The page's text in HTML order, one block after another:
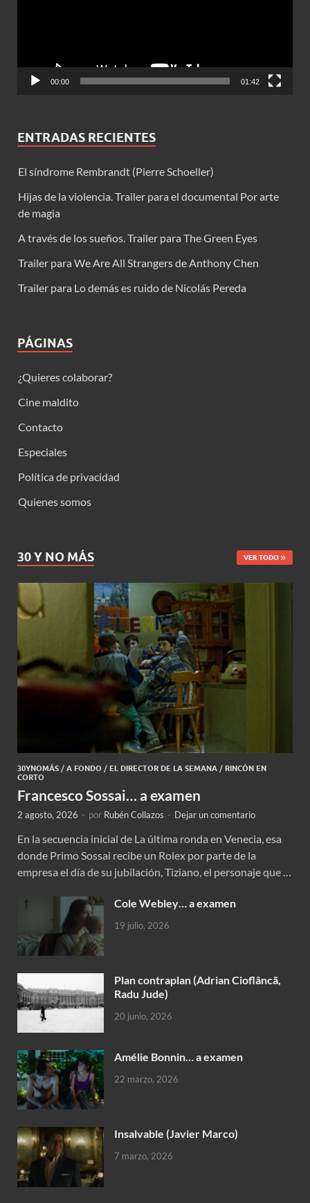
00:00 01:42
ENTRADAS RECIENTES
El síndrome Rembrandt (Pierre Schoeller)
Hijas de la violencia. Trailer para el documental Por arte
de magia
A través de los sueños. Trailer para The Green Eyes
Trailer para We Are All Strangers de Anthony Chen
Trailer para Lo demás es ruido de Nicolás Pereda
PÁGINAS
¿Quieres colaborar?
Cine maldito
Contacto
Especiales
Política de privacidad
Quienes somos
30 Y NO MÁS VER TODO
30YNOMÁS / A FONDO / EL DIRECTOR DE LA SEMANA / RINCÓN EN
CORTO
Francesco Sossai… a examen
2 agosto, 2026 - por Rubén Collazos - Dejar un comentario
En la secuencia inicial de La última ronda en Venecia, esa
donde Primo Sossai recibe un Rolex por parte de la
empresa el día de su jubilación, Tiziano, el personaje que …
Cole Webley… a examen
19 julio, 2026
Plan contraplan (Adrian Cioflâncã,
Radu Jude)
20 junio, 2026
Amélie Bonnin… a examen
22 marzo, 2026
Insalvable (Javier Marco)
7 marzo, 2026